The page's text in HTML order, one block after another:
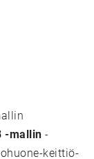
-mallin -
keittiö-